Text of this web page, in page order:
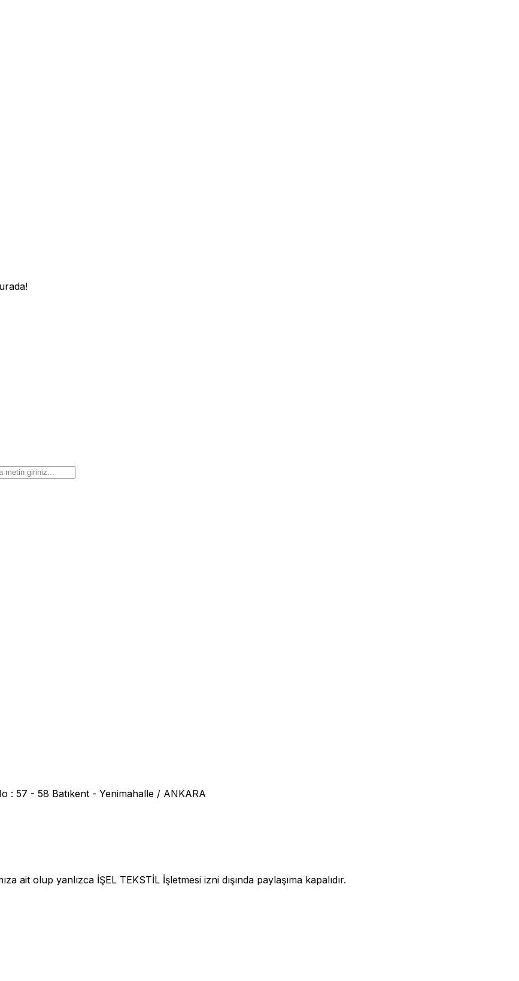
: 57 - 58 Batıkent - Yenimahalle / ANKARA
ait olup yanlızca İŞEL TEKSTİL İşletmesi izni dışında paylaşıma kapalıdır.